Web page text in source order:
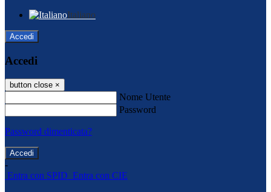
Italiano
Accedi
Accedi
button close ×
Nome Utente
Password
Password dimenticata?
-
Entra con SPID Entra con CIE